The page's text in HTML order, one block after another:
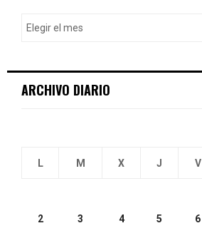
ARCHIVO DIARIO
L M X J V
2 3 4 5 6